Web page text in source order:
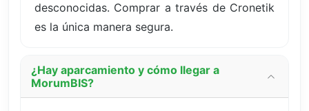
desconocidas. Comprar a través de Cronetik
es la única manera segura.
¿Hay aparcamiento y cómo llegar a
MorumBIS?